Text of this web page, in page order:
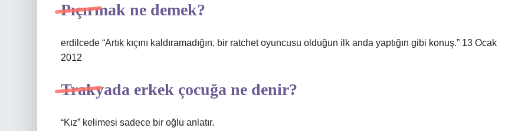
Pıçırmak ne demek?
erdilcede “Artık kıçını kaldıramadığın, bir ratchet oyuncusu olduğun ilk anda yaptığın gibi konuş.” 13 Ocak
2012
Trakyada erkek çocuğa ne denir?
“Kız” kelimesi sadece bir oğlu anlatır.